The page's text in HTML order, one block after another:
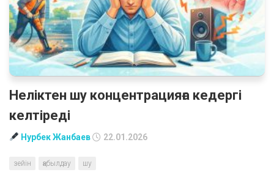
Неліктен шу концентрацияға кедергі
келтіреді
Нурбек Жанбаев 22.01.2026
зейін қабылдау шу